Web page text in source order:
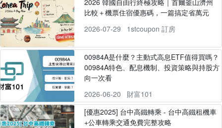
2026 韓國自由行終極攻略｜首爾釜山濟州
比較＋機票住宿優惠碼，一篇搞定省萬元
2026-07-29
1stcoupon 訂房
00984A是什麼？主動式高息ETF值得買嗎？
00984A特色、配息機制、投資策略與持股方
向一次看
2026-06-20
財富101
[優惠2025] 台中高鐵轉乘 - 台中高鐵租機車
+公車轉乘交通免費完整攻略